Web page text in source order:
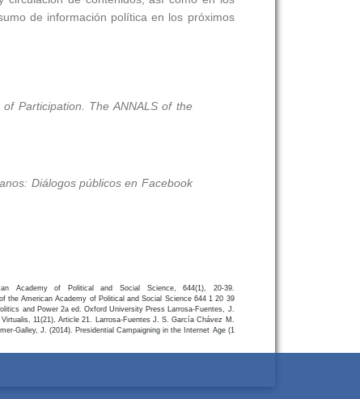
de información política en los próximos
Participation. The ANNALS of the
Diálogos públicos en Facebook
Academy of Political and Social Science, 644(1), 20-39.
the American Academy of Political and Social Science 644 1 20 39
and Power 2a ed. Oxford University Press Larrosa-Fuentes, J.
11(21), Article 21. Larrosa-Fuentes J. S. García Chávez M.
Galley, J. (2014). Presidential Campaigning in the Internet Age (1